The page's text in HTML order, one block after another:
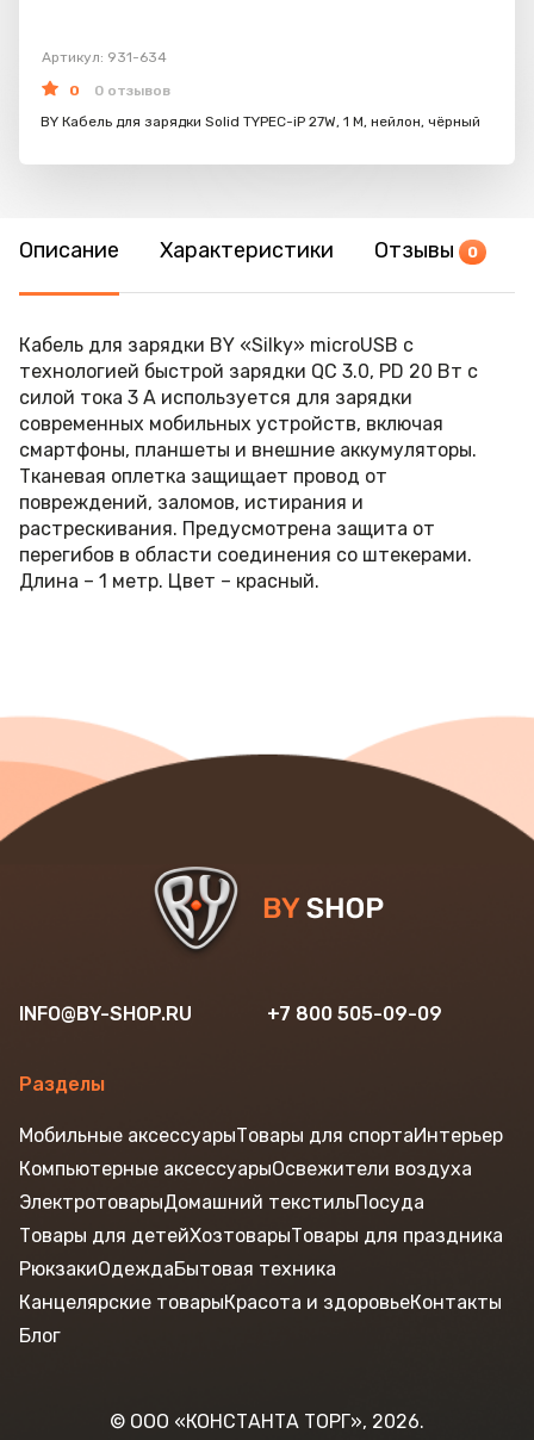
Артикул: 931-634
0
0 отзывов
BY Кабель для зарядки Solid TYPEC-iP 27W, 1 M, нейлон, чёрный
Описание Характеристики Отзывы 0
Кабель для зарядки BY «Silky» microUSB с
технологией быстрой зарядки QC 3.0, PD 20 Вт с
силой тока 3 А используется для зарядки
современных мобильных устройств, включая
смартфоны, планшеты и внешние аккумуляторы.
Тканевая оплетка защищает провод от
повреждений, заломов, истирания и
растрескивания. Предусмотрена защита от
перегибов в области соединения со штекерами.
Длина – 1 метр. Цвет – красный.
INFO@BY-SHOP.RU +7 800 505-09-09
Разделы
© ООО «КОНСТАНТА ТОРГ», 2026.
Мобильные аксессуарыТовары для спортаИнтерьер
Компьютерные аксессуарыОсвежители воздуха
ЭлектротоварыДомашний текстильПосуда
Товары для детейХозтоварыТовары для праздника
РюкзакиОдеждаБытовая техника
Канцелярские товарыКрасота и здоровьеКонтакты
Блог